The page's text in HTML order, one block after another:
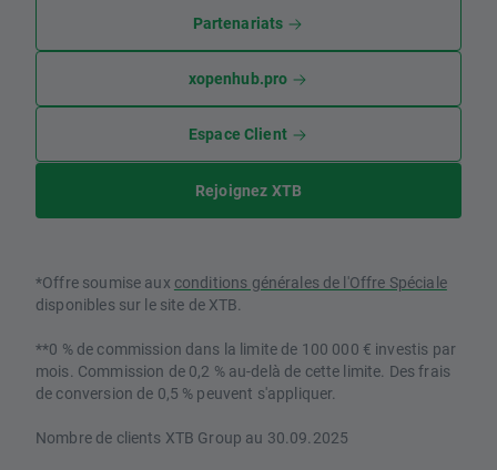
Partenariats
xopenhub.pro
Espace Client
Rejoignez XTB
*Offre soumise aux conditions générales de l'Offre Spéciale
disponibles sur le site de XTB.
**0 % de commission dans la limite de 100 000 € investis par
mois. Commission de 0,2 % au-delà de cette limite. Des frais
de conversion de 0,5 % peuvent s'appliquer.
Nombre de clients XTB Group au 30.09.2025